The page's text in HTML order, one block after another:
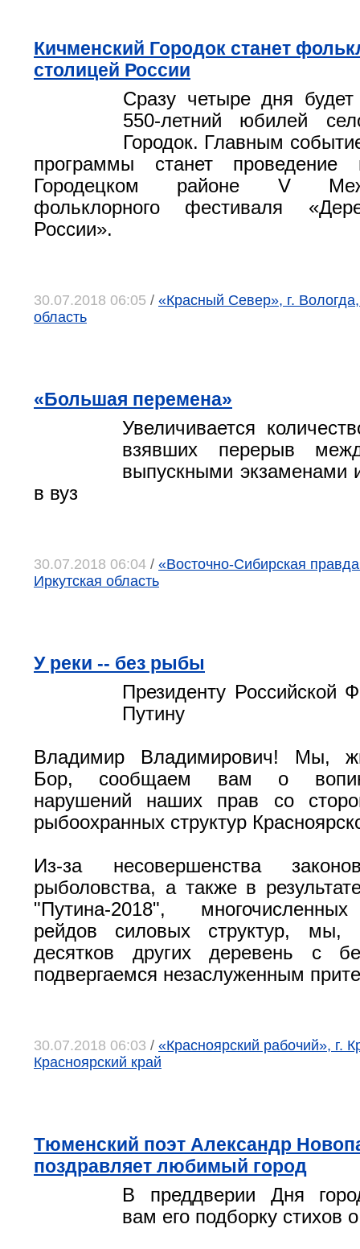
Кичменский Городок станет
столицей России
Сразу четыре дня будет
550-летний юбилей
Городок. Главным
программы станет проведение
Городецком районе V
фольклорного фестиваля
России».
30.07.2018 06:05 / «Красный Север», г.
область
«Большая перемена»
Увеличивается
взявших перерыв
выпускными экзаменами
в вуз
30.07.2018 06:04 / «Восточно-Сибирская
Иркутская область
У реки -- без рыбы
Президенту Российской
Путину
Владимир Владимирович! Мы,
Бор, сообщаем вам о
нарушений наших прав со
рыбоохранных структур
Из-за несовершенства
рыболовства, а также в
"Путина-2018",
рейдов силовых структур,
десятков других деревень с
подвергаемся незаслуженным
30.07.2018 06:03 / «Красноярский рабочий», г.
Красноярский край
Тюменский поэт Александр
поздравляет любимый город
В преддверии Дня
вам его подборку стихов